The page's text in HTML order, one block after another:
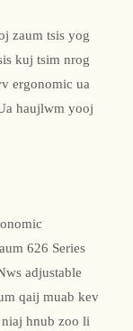
zaum tsis yog
kuj tsim nrog
ergonomic ua
haujlwm yooj
626 Series
adjustable
qaij muab kev
hnub zoo li